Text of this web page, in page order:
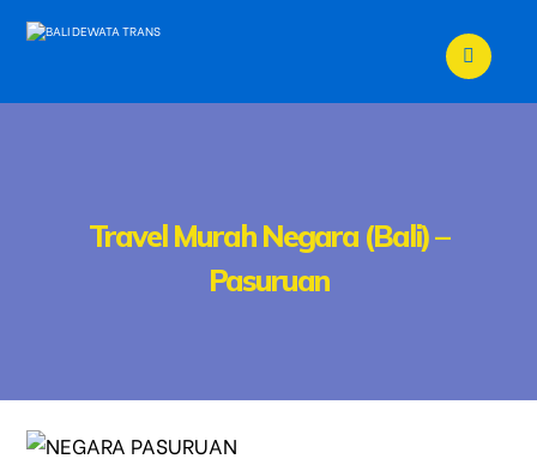
Travel Murah Negara (Bali) –
Pasuruan